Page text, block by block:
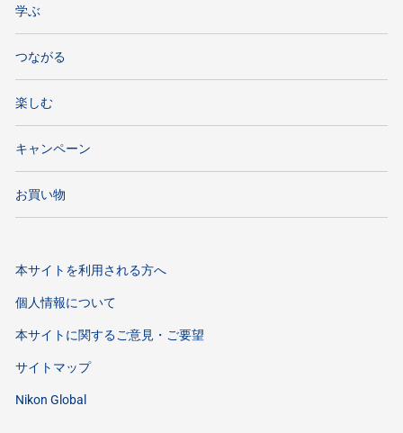
学ぶ
つながる
楽しむ
キャンペーン
お買い物
本サイトを利用される方へ
個人情報について
本サイトに関するご意見・ご要望
サイトマップ
Nikon Global